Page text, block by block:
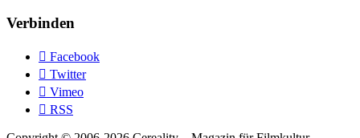
Verbinden
 Facebook
 Twitter
 Vimeo
 RSS